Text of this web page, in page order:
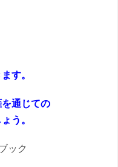
す。
通じての
う。
ック